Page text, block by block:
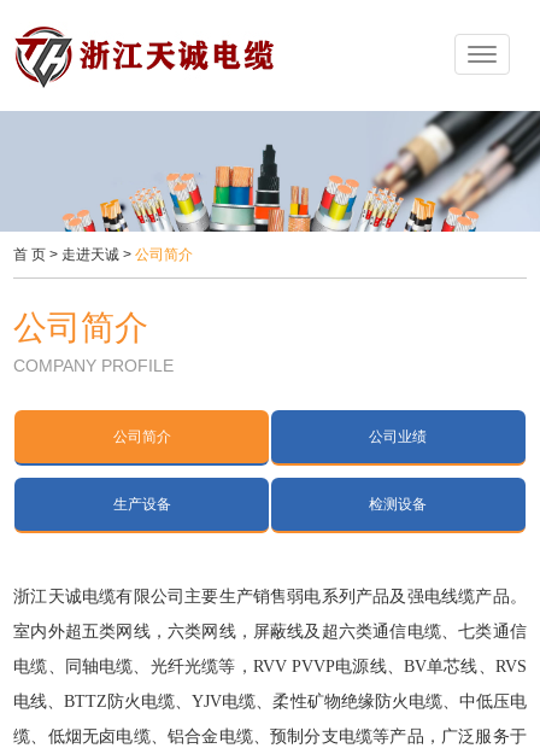
首 页 > 走进天诚 >公司简介
公司简介
COMPANY PROFILE
公司简介 公司业绩
生产设备 检测设备
浙江天诚电缆有限公司主要生产销售弱电系列产品及强电线缆产品。
室内外超五类网线，六类网线，屏蔽线及超六类通信电缆、七类通信
电缆、同轴电缆、光纤光缆等，RVV PVVP电源线、BV单芯线、RVS
电线、BTTZ防火电缆、YJV电缆、柔性矿物绝缘防火电缆、中低压电
缆、低烟无卤电缆、铝合金电缆、预制分支电缆等产品，广泛服务于